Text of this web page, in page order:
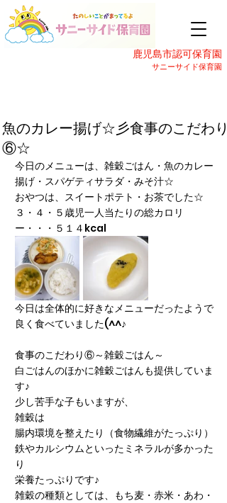
鹿児島市認可保育園
サニーサイド保育園
魚のカレー揚げ☆彡食事のこだわり
⑥☆
今日のメニューは、雑穀ごはん・魚のカレー
揚げ・スパゲティサラダ・みそ汁☆
おやつは、スイートポテト・お茶でした☆
３・４・５歳児一人当たりの総カロリ
ー・・・５１４kcal
今日は全体的に好きなメニューだったようで
良く食べていました(^^♪
食事のこだわり⑥～雑穀ごはん～
白ごはんのほかに雑穀ごはんも提供していま
す♪
少し苦手な子もいますが、
雑穀は
腸内環境を整えたり（食物繊維がたっぷり）
鉄やカルシウムといったミネラルが多かった
り
栄養たっぷりです♪
雑穀の種類としては、もち麦・赤米・あわ・